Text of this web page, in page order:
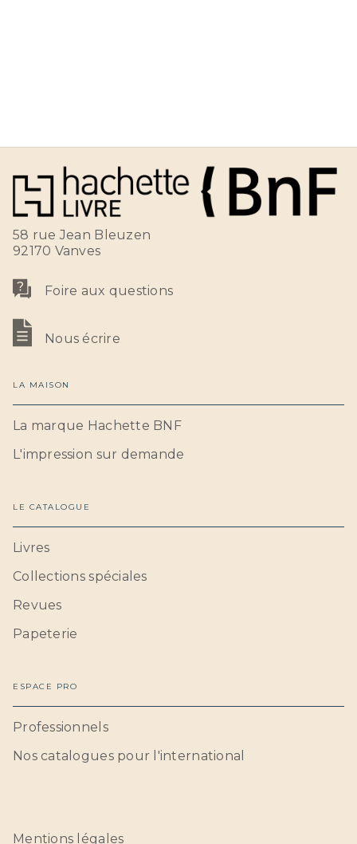
58 rue Jean Bleuzen
92170 Vanves
Foire aux questions
Nous écrire
LA MAISON
La marque Hachette BNF
L'impression sur demande
LE CATALOGUE
Livres
Collections spéciales
Revues
Papeterie
ESPACE PRO
Professionnels
Nos catalogues pour l'international
Mentions légales